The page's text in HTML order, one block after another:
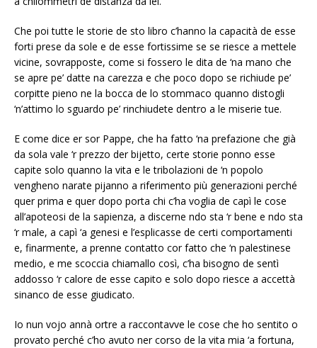
Che poi tutte le storie de sto libro c’hanno la capacità de esse
forti prese da sole e de esse fortissime se se riesce a mettele
vicine, sovrapposte, come si fossero le dita de ‘na mano che
se apre pe’ datte na carezza e che poco dopo se richiude pe’
corpitte pieno ne la bocca de lo stommaco quanno distogli
‘n’attimo lo sguardo pe’ rinchiudete dentro a le miserie tue.
E come dice er sor Pappe, che ha fatto ‘na prefazione che già
da sola vale ‘r prezzo der bijetto, certe storie ponno esse
capite solo quanno la vita e le tribolazioni de ‘n popolo
vengheno narate pijanno a riferimento più generazioni perché
quer prima e quer dopo porta chi c’ha voglia de capì le cose
all’apoteosi de la sapienza, a discerne ndo sta ‘r bene e ndo sta
‘r male, a capì ‘a genesi e l’esplicasse de certi comportamenti
e, finarmente, a prenne contatto cor fatto che ‘n palestinese
medio, e me scoccia chiamallo così, c’ha bisogno de sentì
addosso ‘r calore de esse capito e solo dopo riesce a accettà
sinanco de esse giudicato.
Io nun vojo annà ortre a raccontavve le cose che ho sentito o
provato perché c’ho avuto ner corso de la vita mia ‘a fortuna,